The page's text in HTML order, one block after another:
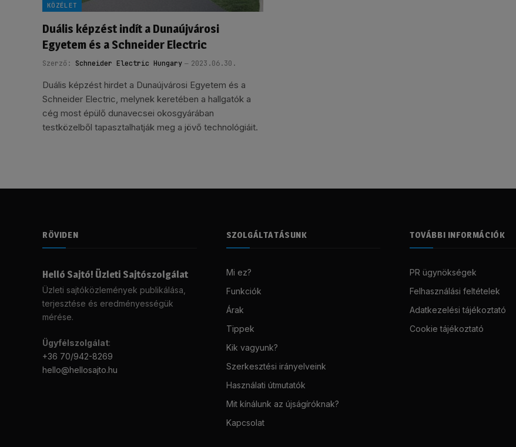
KÖZÉLET
Duális képzést indít a Dunaújvárosi
Egyetem és a Schneider Electric
Szerző: Schneider Electric Hungary 2023.06.30.
Duális képzést hirdet a Dunaújvárosi Egyetem és a
Schneider Electric, melynek keretében a hallgatók a
cég most épülő dunavecsei okosgyárában
testközelből tapasztalhatják meg a jövő technológiáit.
RÖVIDEN
Helló Sajtó! Üzleti Sajtószolgálat
Üzleti sajtóközlemények publikálása,
terjesztése és eredményességük
mérése.
Ügyfélszolgálat:
+36 70/942-8269
hello@hellosajto.hu
SZOLGÁLTATÁSUNK
Mi ez?
Funkciók
Árak
Tippek
Kik vagyunk?
Szerkesztési irányelveink
Használati útmutatók
Mit kínálunk az újságíróknak?
Kapcsolat
TOVÁBBI INFORMÁCIÓK
PR ügynökségek
Felhasználási feltételek
Adatkezelési tájékoztató
Cookie tájékoztató